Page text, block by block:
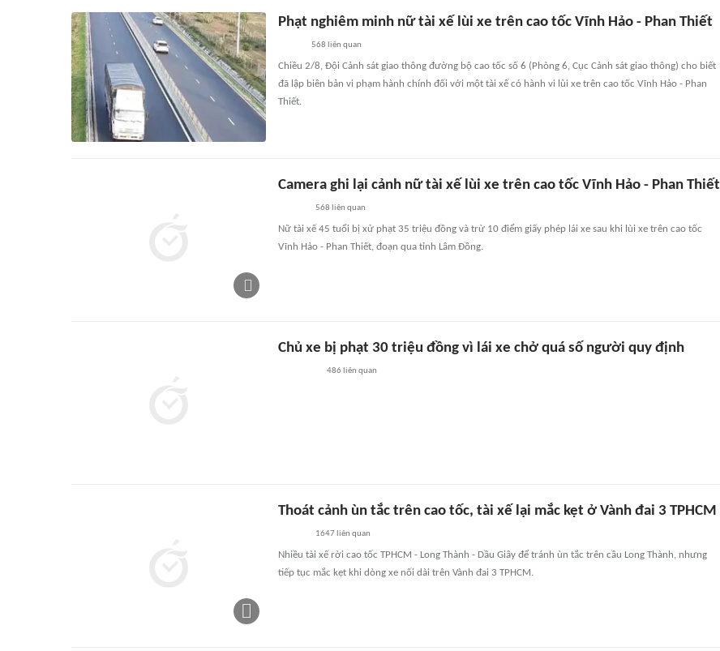
Phạt nghiêm minh nữ tài xế lùi xe trên cao tốc Vĩnh Hảo - Phan Thiết
568 liên quan
Chiều 2/8, Đội Cảnh sát giao thông đường bộ cao tốc số 6 (Phòng 6, Cục Cảnh sát giao thông) cho biết
đã lập biên bản vi phạm hành chính đối với một tài xế có hành vi lùi xe trên cao tốc Vĩnh Hảo - Phan
Thiết.
Camera ghi lại cảnh nữ tài xế lùi xe trên cao tốc Vĩnh Hảo - Phan Thiết
568 liên quan
Nữ tài xế 45 tuổi bị xử phạt 35 triệu đồng và trừ 10 điểm giấy phép lái xe sau khi lùi xe trên cao tốc
Vĩnh Hảo - Phan Thiết, đoạn qua tỉnh Lâm Đồng.
Chủ xe bị phạt 30 triệu đồng vì lái xe chở quá số người quy định
486 liên quan
Thoát cảnh ùn tắc trên cao tốc, tài xế lại mắc kẹt ở Vành đai 3 TPHCM
1647liên quan
Nhiều tài xế rời cao tốc TPHCM - Long Thành - Dầu Giây để tránh ùn tắc trên cầu Long Thành, nhưng
tiếp tục mắc kẹt khi dòng xe nối dài trên Vành đai 3 TPHCM.